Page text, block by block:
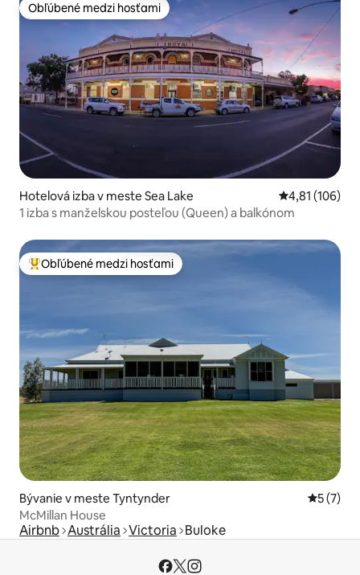
Obľúbené medzi hosťami
Obľúbené medzi hosťami
Hotelová izba v meste Sea Lake Priemerné
4,81 (106)
1 izba s manželskou posteľou (Queen) a balkónom
Najobľúbenejšie medzi hosťami
Obľúbené medzi hosťami
Bývanie v meste Tyntynder
5 (7)
McMillan House
Airbnb Austrália Victoria Buloke